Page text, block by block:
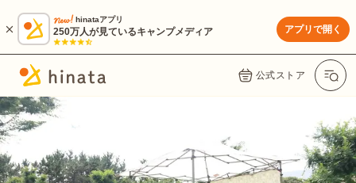
hinataアプリ
250万人が見ているキャンプメディア アプリで開く
公式ストア